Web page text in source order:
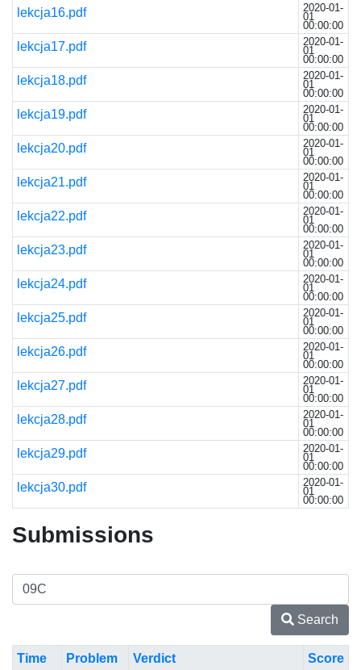
lekcja16.pdf 2020-01-
01
00:00:00
lekcja17.pdf 2020-01-
01
00:00:00
lekcja18.pdf 2020-01-
01
00:00:00
lekcja19.pdf 2020-01-
01
00:00:00
lekcja20.pdf 2020-01-
01
00:00:00
lekcja21.pdf 2020-01-
01
00:00:00
lekcja22.pdf 2020-01-
01
00:00:00
lekcja23.pdf 2020-01-
01
00:00:00
lekcja24.pdf 2020-01-
01
00:00:00
lekcja25.pdf 2020-01-
01
00:00:00
lekcja26.pdf 2020-01-
01
00:00:00
lekcja27.pdf 2020-01-
01
00:00:00
lekcja28.pdf 2020-01-
01
00:00:00
lekcja29.pdf 2020-01-
01
00:00:00
lekcja30.pdf 2020-01-
01
00:00:00
Submissions
Search
Time Problem Verdict Score